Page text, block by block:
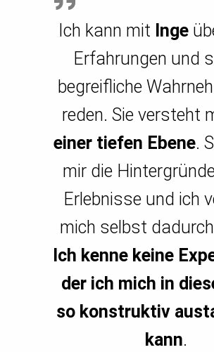
Ich kann mit Inge
Erfahrungen und
begreifliche
reden. Sie versteht
einer tiefen Ebene.
mir die
Erlebnisse und ich
mich selbst
Ich kenne keine
der ich mich in
so konstruktiv
kann.